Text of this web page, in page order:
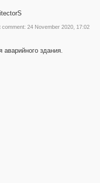
comment: 24 November 2020, 17:02
аварийного здания.